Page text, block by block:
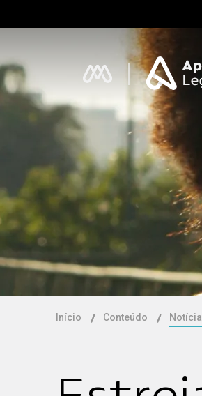
Início Conteúdo Notícia